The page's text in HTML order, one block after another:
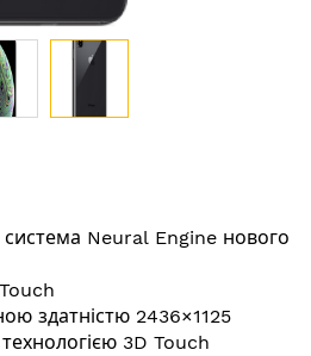
Neural Engine нового
здатністю 2436×1125
3D Touch